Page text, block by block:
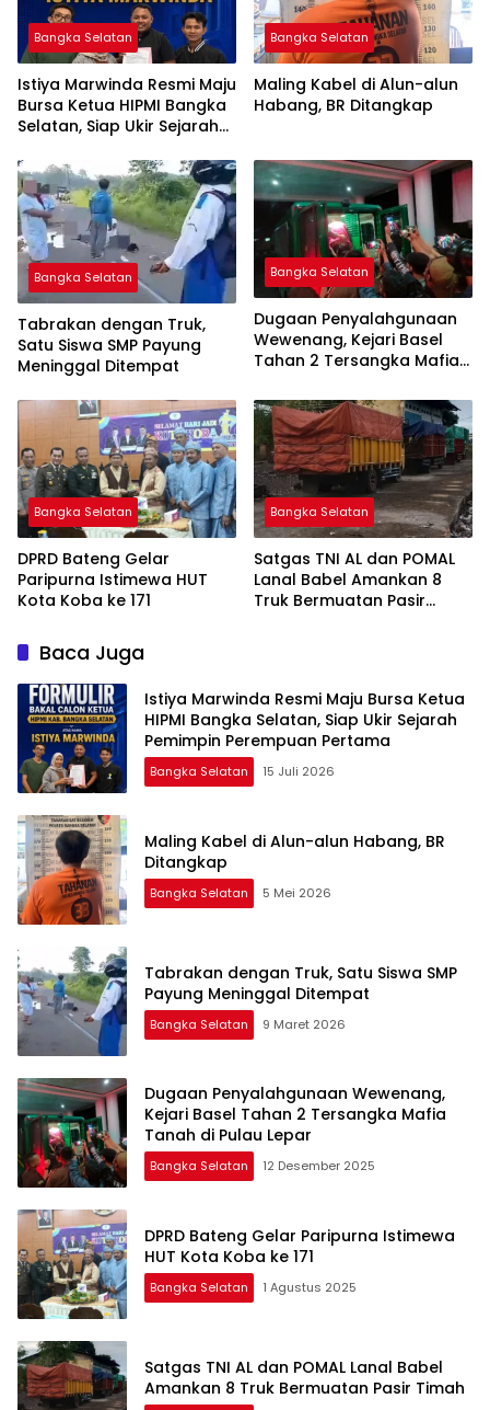
Bangka Selatan
Istiya Marwinda Resmi Maju
Bursa Ketua HIPMI Bangka
Selatan, Siap Ukir Sejarah
Pertama
Bangka Selatan
Maling Kabel di Alun-alun
Habang, BR Ditangkap
Bangka Selatan
Tabrakan dengan Truk,
Satu Siswa SMP Payung
Meninggal Ditempat
Bangka Selatan
Dugaan Penyalahgunaan
Wewenang, Kejari Basel
Tahan 2 Tersangka Mafia
Bangka Selatan
DPRD Bateng Gelar
Paripurna Istimewa HUT
Kota Koba ke 171
Bangka Selatan
Satgas TNI AL dan POMAL
Lanal Babel Amankan 8
Truk Bermuatan Pasir
Baca Juga
Istiya Marwinda Resmi Maju Bursa Ketua
HIPMI Bangka Selatan, Siap Ukir Sejarah
Pemimpin Perempuan Pertama
Bangka Selatan 15 Juli 2026
Maling Kabel di Alun-alun Habang, BR
Ditangkap
Bangka Selatan 5 Mei 2026
Tabrakan dengan Truk, Satu Siswa SMP
Payung Meninggal Ditempat
Bangka Selatan 9 Maret 2026
Dugaan Penyalahgunaan Wewenang,
Kejari Basel Tahan 2 Tersangka Mafia
Tanah di Pulau Lepar
Bangka Selatan 12 Desember 2025
DPRD Bateng Gelar Paripurna Istimewa
HUT Kota Koba ke 171
Bangka Selatan 1 Agustus 2025
Satgas TNI AL dan POMAL Lanal Babel
Amankan 8 Truk Bermuatan Pasir Timah